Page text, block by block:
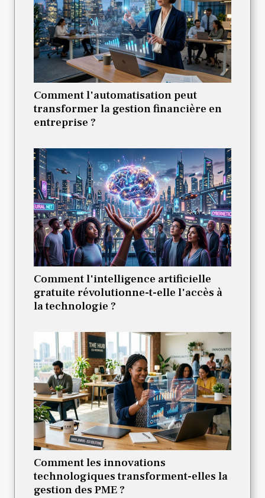
Comment l'automatisation peut
transformer la gestion financière en
entreprise ?
Comment l'intelligence artificielle
gratuite révolutionne-t-elle l'accès à
la technologie ?
Comment les innovations
technologiques transforment-elles la
gestion des PME ?